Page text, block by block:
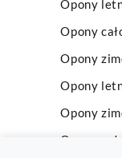
Opony
Opony
Opony
Opony
Opony